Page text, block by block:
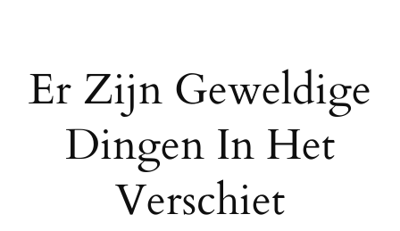
Er Zijn Geweldige
Dingen In Het
Verschiet